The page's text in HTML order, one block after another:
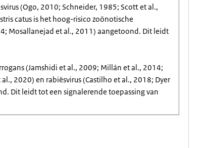
(Ogo, 2010; Schneider, 1985; Scott et al.,
catus is het hoog-risico zoönotische
Mosallanejad et al., 2011) aangetoond. Dit leidt
(Jamshidi et al., 2009; Millán et al., 2014;
2020) en rabiësvirus (Castilho et al., 2018; Dyer
Dit leidt tot een signalerende toepassing van